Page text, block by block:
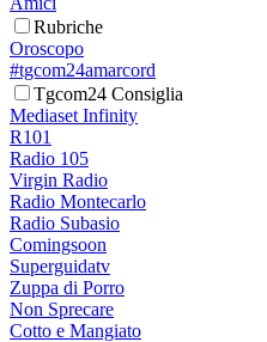
Rubriche
Oroscopo
#tgcom24amarcord
Tgcom24 Consiglia
Mediaset Infinity
R101
Radio 105
Virgin Radio
Radio Montecarlo
Radio Subasio
Comingsoon
Superguidatv
Zuppa di Porro
Non Sprecare
Cotto e Mangiato